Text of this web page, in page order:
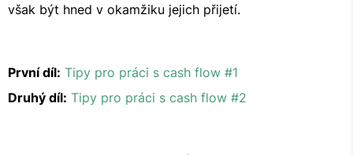
však být hned v okamžiku jejich přijetí.
První díl: Tipy pro práci s cash flow #1
Druhý díl: Tipy pro práci s cash flow #2